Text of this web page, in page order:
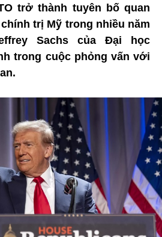
trở thành tuyên bố quan
trị Mỹ trong nhiều năm
Sachs của Đại học
trong cuộc phỏng vấn với